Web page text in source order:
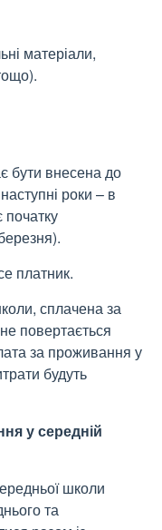
матеріали,
бути внесена до
роки – в
платник.
сплачена за
повертається
за проживання у
будуть
у середній
школи
та